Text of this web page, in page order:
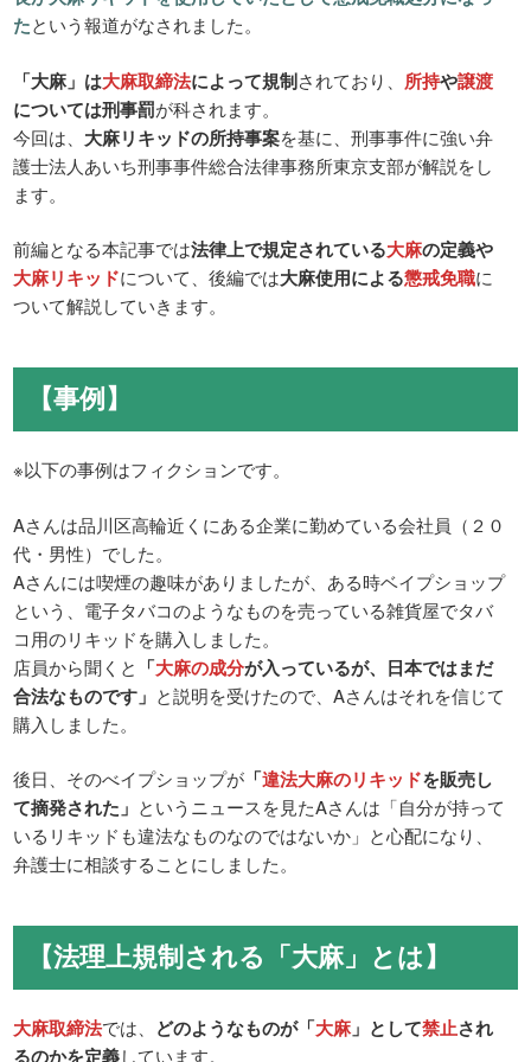
たという報道がなされました。
「大麻」は大麻取締法によって規制されており、 所持や譲渡
については刑事罰が科されます。
今回は、 大麻リキッドの所持事案を基に、刑事事件に強い弁
護士法人あいち刑事事件総合法律事務所東京支部が解説をし
ます。
前編となる本記事では法律上で規定されている大麻の定義や
大麻リキッドについて、後編では大麻使用による懲戒免職に
ついて解説していきます。
【事例】
※以下の事例はフィクションです。
Aさんは品川区高輪近くにある企業に勤めている会社員（２０
代・男性）でした。
Aさんには喫煙の趣味がありましたが、ある時ベイプショップ
という、電子タバコのようなものを売っている雑貨屋でタバ
コ用のリキッドを購入しました。
店員から聞くと 「大麻の成分が入っているが、日本ではまだ
合法なものです」 と説明を受けたので、Aさんはそれを信じて
購入しました。
後日、そのべイプショップが 「違法大麻のリキッドを販売し
て摘発された」 というニュースを見たAさんは「自分が持って
いるリキッドも違法なものなのではないか」と心配になり、
弁護士に相談することにしました。
【法理上規制される「大麻」とは】
大麻取締法では、 どのようなものが「大麻」として禁止され
るのかを定義しています。